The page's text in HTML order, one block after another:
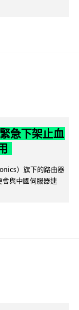
急下架止血
）旗下的路由器
與中國伺服器連